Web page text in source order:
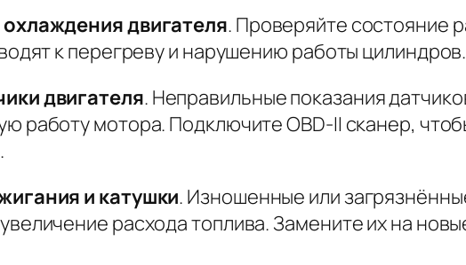
двигателя. Проверяйте состояние
к перегреву и нарушению работы цилиндров.
двигателя. Неправильные показания
работу мотора. Подключите OBD-II сканер,
и катушки. Изношенные или
расхода топлива. Замените их на